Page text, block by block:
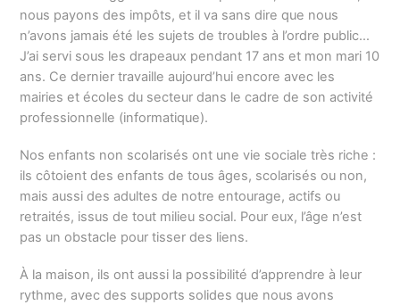
nous payons des impôts, et il va sans dire que nous
n’avons jamais été les sujets de troubles à l’ordre public…
J’ai servi sous les drapeaux pendant 17 ans et mon mari 10
ans. Ce dernier travaille aujourd’hui encore avec les
mairies et écoles du secteur dans le cadre de son activité
professionnelle (informatique).
Nos enfants non scolarisés ont une vie sociale très riche :
ils côtoient des enfants de tous âges, scolarisés ou non,
mais aussi des adultes de notre entourage, actifs ou
retraités, issus de tout milieu social. Pour eux, l’âge n’est
pas un obstacle pour tisser des liens.
À la maison, ils ont aussi la possibilité d’apprendre à leur
rythme, avec des supports solides que nous avons